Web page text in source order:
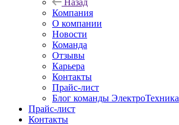
Назад
Компания
О компании
Новости
Команда
Отзывы
Карьера
Контакты
Прайс-лист
Блог команды ЭлектроТехника
Прайс-лист
Контакты